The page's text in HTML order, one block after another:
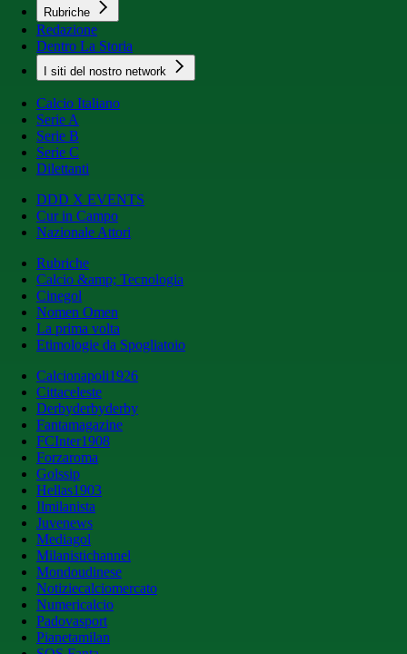
Rubriche
Redazione
Dentro La Storia
I siti del nostro network
Calcio Italiano
Serie A
Serie B
Serie C
Dilettanti
DDD X EVENTS
Cur in Campo
Nazionale Attori
Rubriche
Calcio &amp; Tecnologia
Cinegol
Nomen Omen
La prima volta
Etimologie da Spogliatoio
Calcionapoli1926
Cittaceleste
Derbyderbyderby
Fantamagazine
FCInter1908
Forzaroma
Golssip
Hellas1903
Ilmilanista
Juvenews
Mediagol
Milanistichannel
Mondoudinese
Notiziecalciomercato
Numericalcio
Padovasport
Pianetamilan